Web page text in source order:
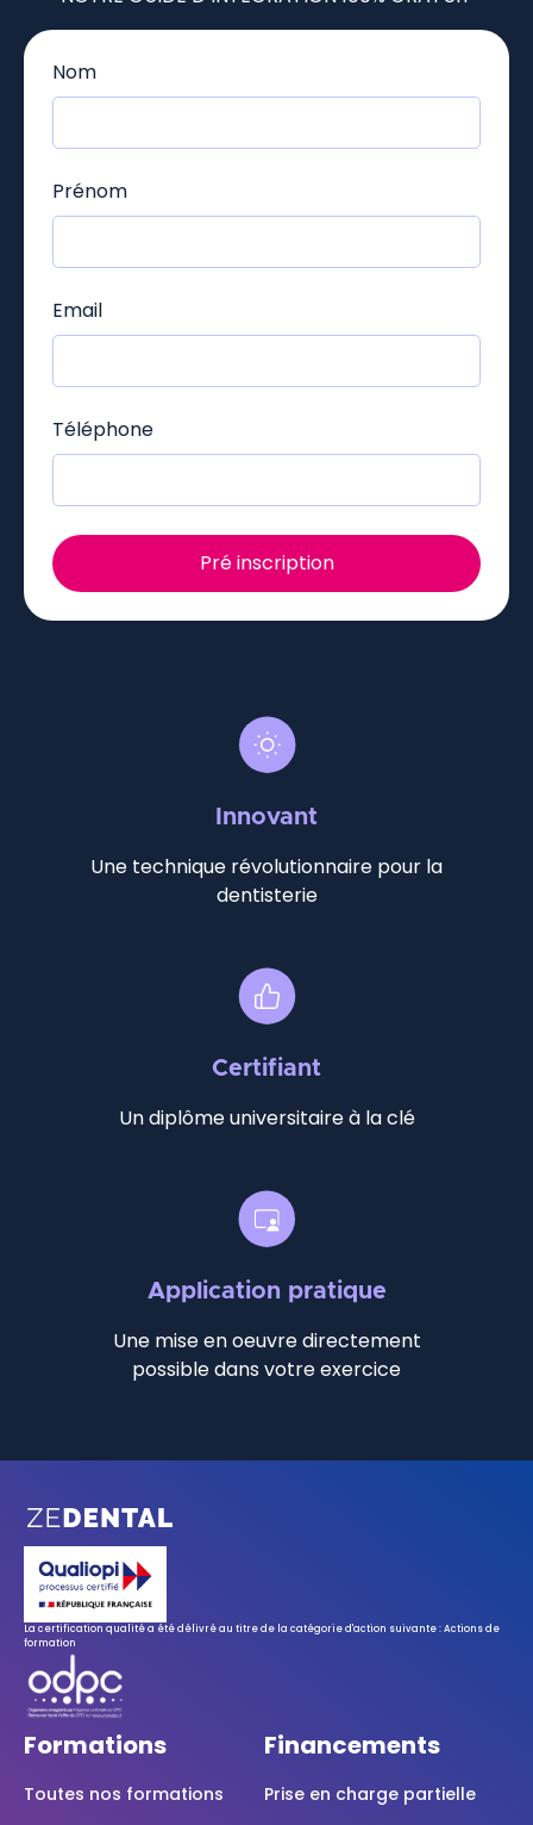
Nom
Prénom
Email
Téléphone
Innovant
Une technique révolutionnaire pour la
dentisterie
Certifiant
Un diplôme universitaire à la clé
Application pratique
Une mise en oeuvre directement
possible dans votre exercice
La certification qualité a été délivré au titre de la catégorie d'action suivante : Actions de
formation
Formations
Toutes nos formations
Financements
Prise en charge partielle